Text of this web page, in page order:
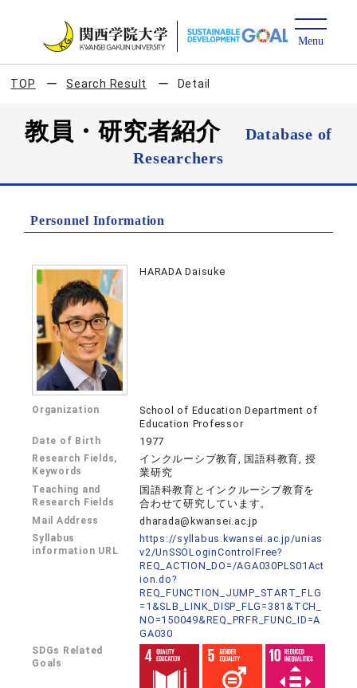
TOP Search Result Detail
教員・研究者紹介
Database of
Researchers
Personnel Information
HARADA Daisuke
Organization
School of Education Department of
Education Professor
Date of Birth 1977
Research Fields,
Keywords
インクルーシブ教育, 国語科教育, 授
業研究
Teaching and
Research Fields
国語科教育とインクルーシブ教育を
合わせて研究しています。
Mail Address dharada@kwansei.ac.jp
Syllabus
information URL
https://syllabus.kwansei.ac.jp/unias
v2/UnSSOLoginControlFree?
REQ_ACTION_DO=/AGA030PLS01Act
ion.do?
REQ_FUNCTION_JUMP_START_FLG
=1&SLB_LINK_DISP_FLG=381&TCH_
NO=150049&REQ_PRFR_FUNC_ID=A
GA030
SDGs Related
Goals